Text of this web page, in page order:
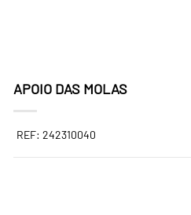
APOIO DAS MOLAS
REF: 242310040